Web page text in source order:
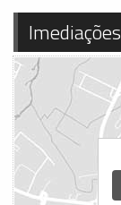
Imediações